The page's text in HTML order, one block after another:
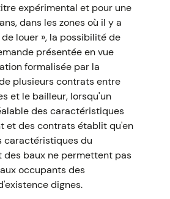
expérimental et pour une
dans les zones où il y a
louer », la possibilité de
présentée en vue
formalisée par la
plusieurs contrats entre
et le bailleur, lorsqu'un
des caractéristiques
et des contrats établit qu'en
caractéristiques du
des baux ne permettent pas
occupants des
dignes.